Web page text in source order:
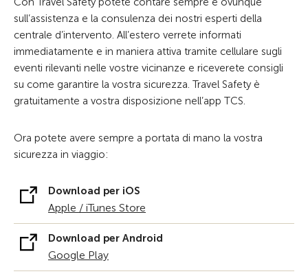
sull’assistenza e la consulenza dei nostri esperti della
centrale d’intervento. All’estero verrete informati
immediatamente e in maniera attiva tramite cellulare sugli
eventi rilevanti nelle vostre vicinanze e riceverete consigli
su come garantire la vostra sicurezza. Travel Safety è
gratuitamente a vostra disposizione nell’app TCS.
Ora potete avere sempre a portata di mano la vostra
sicurezza in viaggio:
Download per iOS
Apple / iTunes Store
Download per Android
Google Play